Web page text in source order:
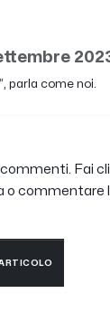
parla come noi.
Fai
o commentare